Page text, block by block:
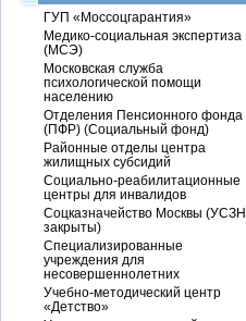
ГУП «Моссоцгарантия»
Медико-социальная экспертиза
(МСЭ)
Московская служба
психологической помощи
населению
Отделения Пенсионного фонда
(ПФР) (Социальный фонд)
Районные отделы центра
жилищных субсидий
Социально-реабилитационные
центры для инвалидов
Соцказначейство Москвы (УСЗН
закрыты)
Специализированные
учреждения для
несовершеннолетних
Учебно-методический центр
«Детство»